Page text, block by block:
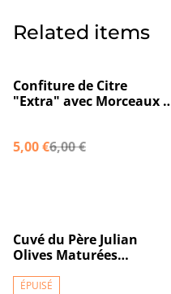
Related items
%
Confiture de Citre
"Extra" avec Morceaux à
5,00 €6,00 €
Cuvé du Père Julian
Olives Maturées
ÉPUISÉ